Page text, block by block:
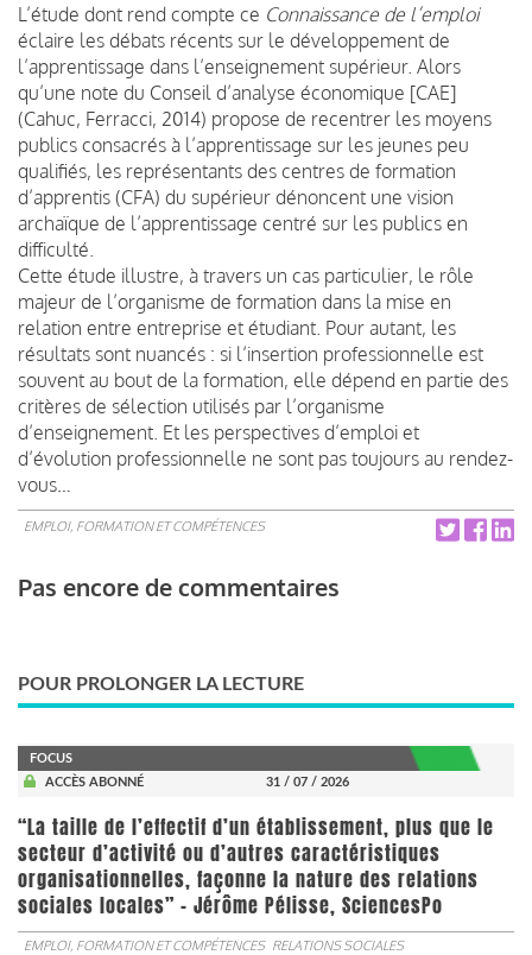
L’étude dont rend compte ce Connaissance de l’emploi
éclaire les débats récents sur le développement de
l’apprentissage dans l’enseignement supérieur. Alors
qu’une note du Conseil d’analyse économique [CAE]
(Cahuc, Ferracci, 2014) propose de recentrer les moyens
publics consacrés à l’apprentissage sur les jeunes peu
qualifiés, les représentants des centres de formation
d’apprentis (CFA) du supérieur dénoncent une vision
archaïque de l’apprentissage centré sur les publics en
difficulté.
Cette étude illustre, à travers un cas particulier, le rôle
majeur de l’organisme de formation dans la mise en
relation entre entreprise et étudiant. Pour autant, les
résultats sont nuancés : si l’insertion professionnelle est
souvent au bout de la formation, elle dépend en partie des
critères de sélection utilisés par l’organisme
d’enseignement. Et les perspectives d’emploi et
d’évolution professionnelle ne sont pas toujours au rendez-
vous…
EMPLOI, FORMATION ET COMPÉTENCES
Pas encore de commentaires
POUR PROLONGER LA LECTURE
FOCUS
ACCÈS ABONNÉ
31 / 07 / 2026
“La taille de l’effectif d’un établissement, plus que le
secteur d’activité ou d’autres caractéristiques
organisationnelles, façonne la nature des relations
sociales locales” - Jérôme Pélisse, SciencesPo
EMPLOI, FORMATION ET COMPÉTENCES RELATIONS SOCIALES